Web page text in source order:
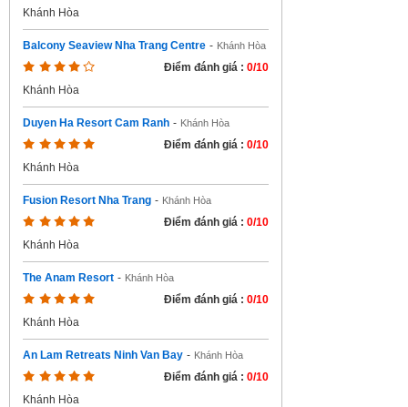
Khánh Hòa
Balcony Seaview Nha Trang Centre - Khánh Hòa
Điểm đánh giá : 0/10
Khánh Hòa
Duyen Ha Resort Cam Ranh - Khánh Hòa
Điểm đánh giá : 0/10
Khánh Hòa
Fusion Resort Nha Trang - Khánh Hòa
Điểm đánh giá : 0/10
Khánh Hòa
The Anam Resort - Khánh Hòa
Điểm đánh giá : 0/10
Khánh Hòa
An Lam Retreats Ninh Van Bay - Khánh Hòa
Điểm đánh giá : 0/10
Khánh Hòa